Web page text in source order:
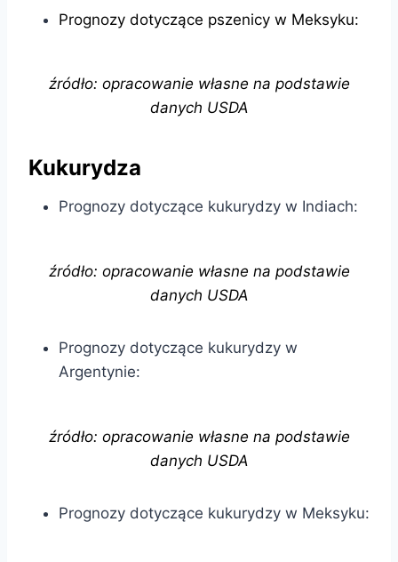
Prognozy dotyczące pszenicy w Meksyku:
źródło: opracowanie własne na podstawie
danych USDA
Kukurydza
Prognozy dotyczące kukurydzy w Indiach:
źródło: opracowanie własne na podstawie
danych USDA
Prognozy dotyczące kukurydzy w
Argentynie:
źródło: opracowanie własne na podstawie
danych USDA
Prognozy dotyczące kukurydzy w Meksyku: